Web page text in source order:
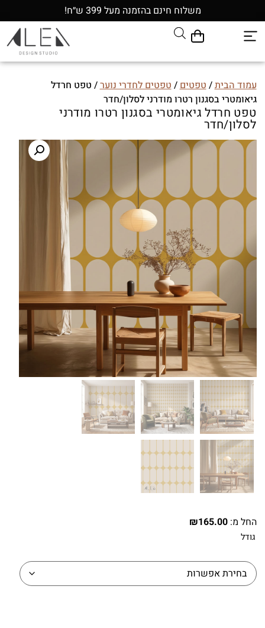
משלוח חינם בהזמנה מעל 399 ש״ח!
עמוד הבית/טפטים/טפטים לחדרי נוער/ טפט חרדל
גיאומטרי בסגנון רטרו מודרני לסלון/חדר
טפט חרדל גיאומטרי בסגנון רטרו מודרני
לסלון/חדר
החל מ: ₪165.00
גודל